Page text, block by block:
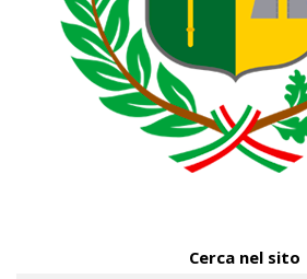
Cerca nel sito